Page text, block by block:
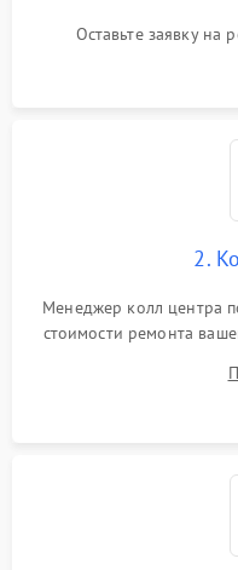
Оставьте заявку
2.
Менеджер колл центра
стоимости ремонта